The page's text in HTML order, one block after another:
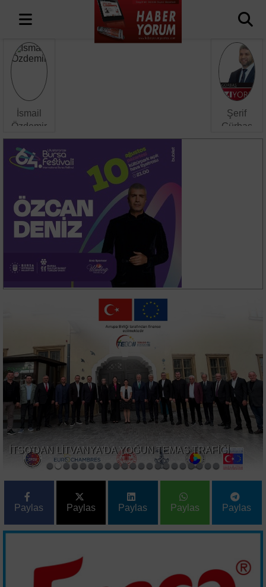
İsmail
Özdemir
FİLİSTİN
GAZZE
KUDÜS-
MÜDAFAASI
Şerif
Gürbaş
Yüzüne
İMOSAB OSB'DE 19 KİLOMETRELİK SICAK ASFALT
ÇALIŞMASI BAŞLADI
Paylas Paylas Paylas Paylas Paylas